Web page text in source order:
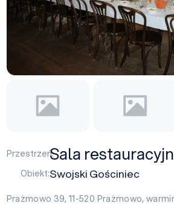
Przestrzeń:Sala
Obiekt:Swojski Gościniec
Prażmowo 39, 11-520 Prażmowo,